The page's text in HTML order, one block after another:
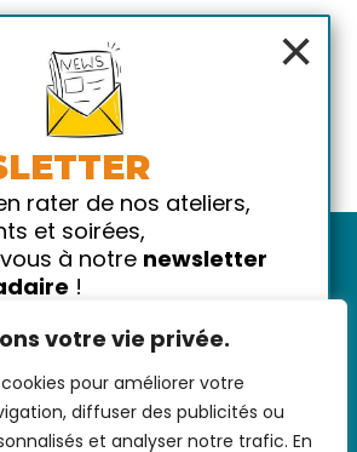
votre vie privée.
pour améliorer votre
diffuser des publicités ou
et analyser notre trafic. En
-CGV/CGU-Données
-Infos pratiques- FAQ
×
rater de nos ateliers,
et soirées,
à notre newsletter
!